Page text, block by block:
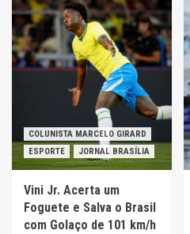
COLUNISTA MARCELO GIRARD
ESPORTE
JORNAL BRASÍLIA
Vini Jr. Acerta um
Foguete e Salva o Brasil
com Golaço de 101 km/h